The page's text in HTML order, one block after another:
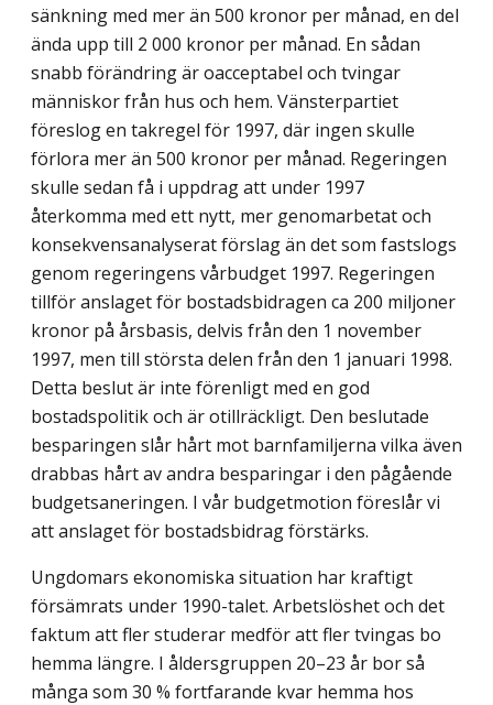
sänkning med mer än 500 kronor per månad, en del
ända upp till 2 000 kronor per månad. En sådan
snabb förändring är oacceptabel och tvingar
människor från hus och hem. Vänsterpartiet
föreslog en takregel för 1997, där ingen skulle
förlora mer än 500 kronor per månad. Regeringen
skulle sedan få i uppdrag att under 1997
återkomma med ett nytt, mer genomarbetat och
konsekvensanalyserat förslag än det som fastslogs
genom regeringens vårbudget 1997. Regeringen
tillför anslaget för bostadsbidragen ca 200 miljoner
kronor på årsbasis, delvis från den 1 november
1997, men till största delen från den 1 januari 1998.
Detta beslut är inte förenligt med en god
bostadspolitik och är otillräckligt. Den beslutade
besparingen slår hårt mot barnfamiljerna vilka även
drabbas hårt av andra besparingar i den pågående
budgetsaneringen. I vår budgetmotion föreslår vi
att anslaget för bostadsbidrag förstärks.
Ungdomars ekonomiska situation har kraftigt
försämrats under 1990-talet. Arbetslöshet och det
faktum att fler studerar medför att fler tvingas bo
hemma längre. I åldersgruppen 20–23 år bor så
många som 30 % fortfarande kvar hemma hos